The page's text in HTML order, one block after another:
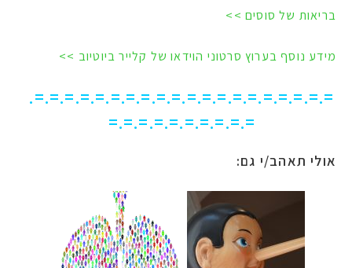
בריאות של סוסים >>
מידע נוסף בערוץ סרטוני הוידאו של קלייר ביוטיוב >>
=.=.=.=.=.=.=.=.=.=.=.=.=.=.=.=.=.=.=.=.
=.=.=.=.=.=.=.=.=.=
אולי תאהב/י גם: